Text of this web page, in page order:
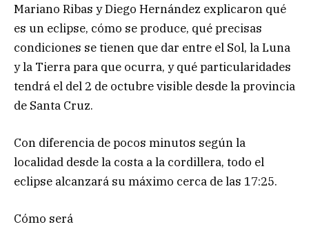
Mariano Ribas y Diego Hernández explicaron qué
es un eclipse, cómo se produce, qué precisas
condiciones se tienen que dar entre el Sol, la Luna
y la Tierra para que ocurra, y qué particularidades
tendrá el del 2 de octubre visible desde la provincia
de Santa Cruz.
Con diferencia de pocos minutos según la
localidad desde la costa a la cordillera, todo el
eclipse alcanzará su máximo cerca de las 17:25.
Cómo será